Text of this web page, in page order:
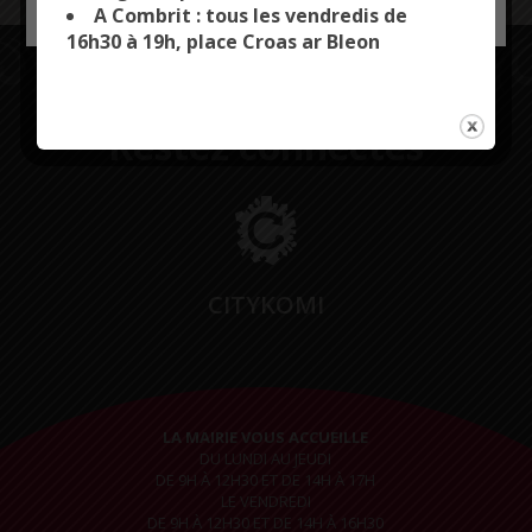
Restez connectés
LA MAIRIE VOUS ACCUEILLE
DU LUNDI AU JEUDI
DE 9H À 12H30 ET DE 14H À 17H
LE VENDREDI
DE 9H À 12H30 ET DE 14H À 16H30
A Combrit : tous les vendredis de
16h30 à 19h, place Croas ar Bleon